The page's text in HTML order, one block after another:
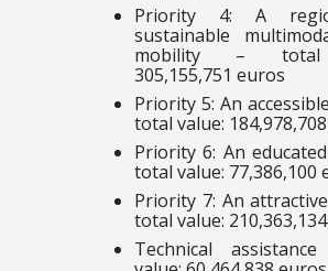
Priority 4: A
sustainable
mobility – total
305,155,751 euros
Priority 5: An
total value:
Priority 6: An
total value: 77,386,100
Priority 7: An
total value:
Technical